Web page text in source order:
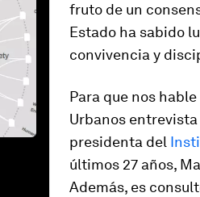
fruto de un
Estado ha sabido
convivencia y
Para que nos
Urbanos
presidenta del
últimos 27 años,
Además, es